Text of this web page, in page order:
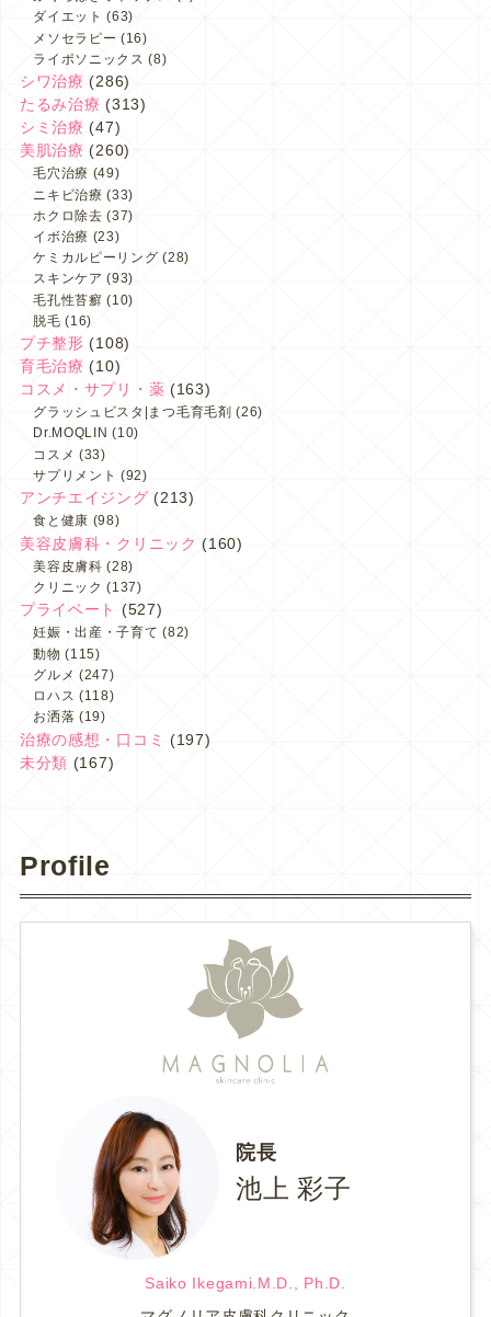
ダイエット (63)
メソセラピー (16)
ライポソニックス (8)
シワ治療 (286)
たるみ治療 (313)
シミ治療 (47)
美肌治療 (260)
毛穴治療 (49)
ニキビ治療 (33)
ホクロ除去 (37)
イボ治療 (23)
ケミカルピーリング (28)
スキンケア (93)
毛孔性苔癬 (10)
脱毛 (16)
プチ整形 (108)
育毛治療 (10)
コスメ・サプリ・薬 (163)
グラッシュビスタ|まつ毛育毛剤 (26)
Dr.MOQLIN (10)
コスメ (33)
サプリメント (92)
アンチエイジング (213)
食と健康 (98)
美容皮膚科・クリニック (160)
美容皮膚科 (28)
クリニック (137)
プライベート (527)
妊娠・出産・子育て (82)
動物 (115)
グルメ (247)
ロハス (118)
お洒落 (19)
治療の感想・口コミ (197)
未分類 (167)
Profile
院長
池上 彩子
Saiko Ikegami.M.D., Ph.D.